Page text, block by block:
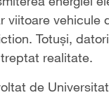
vehicule
Totuși,
realitate.
de